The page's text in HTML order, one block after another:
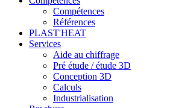
Compétences
Références
PLAST'HEAT
Services
Aide au chiffrage
Pré étude / étude 3D
Conception 3D
Calculs
Industrialisation